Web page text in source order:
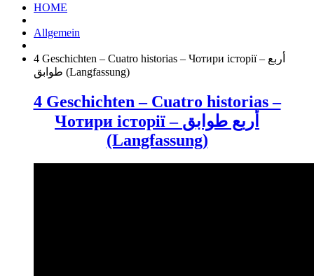
HOME
Allgemein
4 Geschichten – Cuatro historias – Чотири історії – أربع
طوابق (Langfassung)
4 Geschichten – Cuatro historias –
Чотири історії – أربع طوابق
(Langfassung)